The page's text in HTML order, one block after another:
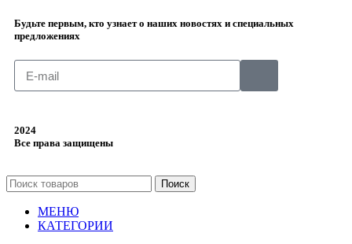
Будьте первым, кто узнает о наших новостях и специальных
предложениях
2024
Все права защищены
Поиск
МЕНЮ
КАТЕГОРИИ